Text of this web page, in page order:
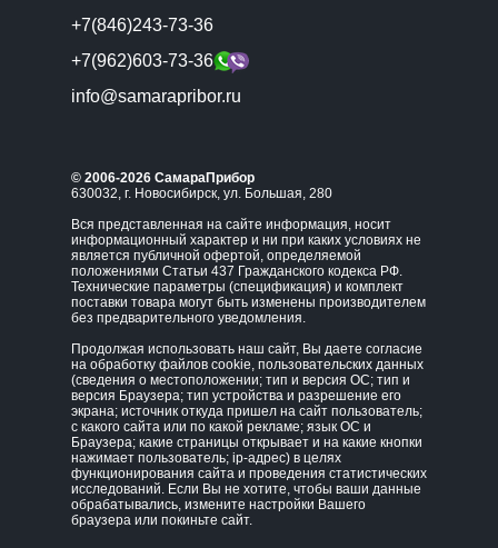
+7(846)243-73-36
+7(962)603-73-36
info@samarapribor.ru
© 2006-2026 СамараПрибор
630032, г. Новосибирск, ул. Большая, 280
Вся представленная на сайте информация, носит
информационный характер и ни при каких условиях не
является публичной офертой, определяемой
положениями Статьи 437 Гражданского кодекса РФ.
Технические параметры (спецификация) и комплект
поставки товара могут быть изменены производителем
без предварительного уведомления.
Продолжая использовать наш сайт, Вы даете согласие
на обработку файлов cookie, пользовательских данных
(сведения о местоположении; тип и версия ОС; тип и
версия Браузера; тип устройства и разрешение его
экрана; источник откуда пришел на сайт пользователь;
с какого сайта или по какой рекламе; язык ОС и
Браузера; какие страницы открывает и на какие кнопки
нажимает пользователь; ip-адрес) в целях
функционирования сайта и проведения статистических
исследований. Если Вы не хотите, чтобы ваши данные
обрабатывались, измените настройки Вашего
браузера или покиньте сайт.